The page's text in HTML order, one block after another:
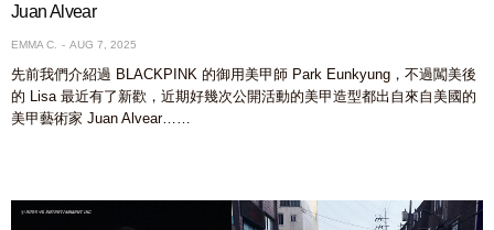
Juan Alvear
EMMA C. AUG 7, 2025
先前我們介紹過 BLACKPINK 的御用美甲師 Park Eunkyung，不過闖美後
的 Lisa 最近有了新歡，近期好幾次公開活動的美甲造型都出自來自美國的
美甲藝術家 Juan Alvear……